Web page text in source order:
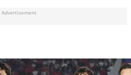
Advertisement